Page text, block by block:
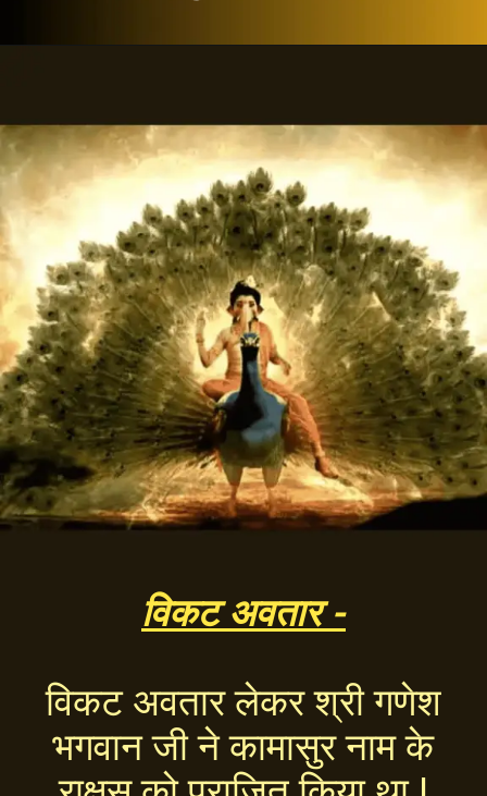
विकट अवतार -
विकट अवतार लेकर श्री गणेश
भगवान जी ने कामासुर नाम के